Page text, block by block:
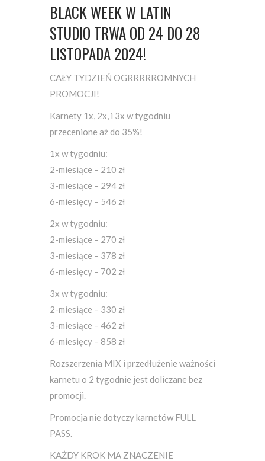
BLACK WEEK W LATIN
STUDIO TRWA OD 24 DO 28
LISTOPADA 2024!
CAŁY TYDZIEŃ OGRRRRROMNYCH
PROMOCJI!
Karnety 1x, 2x, i 3x w tygodniu
przecenione aż do 35%!
1x w tygodniu:
2-miesiące – 210 zł
3-miesiące – 294 zł
6-miesięcy – 546 zł
2x w tygodniu:
2-miesiące – 270 zł
3-miesiące – 378 zł
6-miesięcy – 702 zł
3x w tygodniu:
2-miesiące – 330 zł
3-miesiące – 462 zł
6-miesięcy – 858 zł
Rozszerzenia MIX i przedłużenie ważności
karnetu o 2 tygodnie jest doliczane bez
promocji.
Promocja nie dotyczy karnetów FULL
PASS.
KAŻDY KROK MA ZNACZENIE